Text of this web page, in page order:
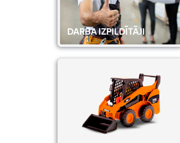
DARBA IZPILDĪTĀJI